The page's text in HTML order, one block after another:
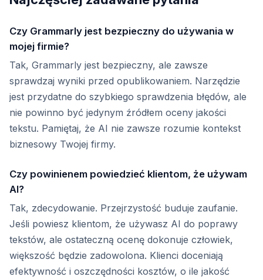
Czy Grammarly jest bezpieczny do używania w
mojej firmie?
Tak, Grammarly jest bezpieczny, ale zawsze
sprawdzaj wyniki przed opublikowaniem. Narzędzie
jest przydatne do szybkiego sprawdzenia błędów, ale
nie powinno być jedynym źródłem oceny jakości
tekstu. Pamiętaj, że AI nie zawsze rozumie kontekst
biznesowy Twojej firmy.
Czy powinienem powiedzieć klientom, że używam
AI?
Tak, zdecydowanie. Przejrzystość buduje zaufanie.
Jeśli powiesz klientom, że używasz AI do poprawy
tekstów, ale ostateczną ocenę dokonuje człowiek,
większość będzie zadowolona. Klienci doceniają
efektywność i oszczędności kosztów, o ile jakość